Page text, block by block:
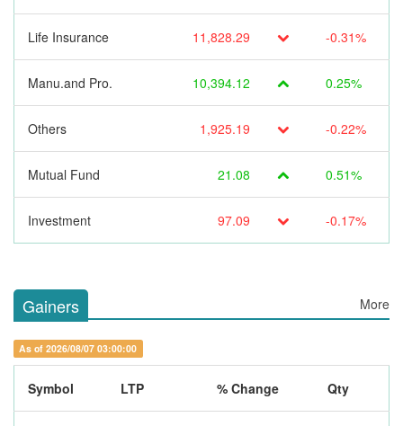
Life Insurance 11,828.29 -0.31%
Manu.and Pro. 10,394.12 0.25%
Others 1,925.19 -0.22%
Mutual Fund 21.08 0.51%
Investment 97.09 -0.17%
Gainers More
As of 2026/08/07 03:00:00
Symbol LTP % Change Qty